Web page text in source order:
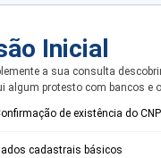
Inicial
a sua consulta
algum protesto com bancos e
de existência do
cadastrais básicos